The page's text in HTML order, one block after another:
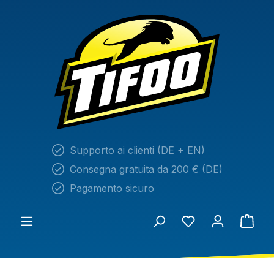
Supporto ai clienti (DE + EN)
Consegna gratuita da 200 € (DE)
Pagamento sicuro